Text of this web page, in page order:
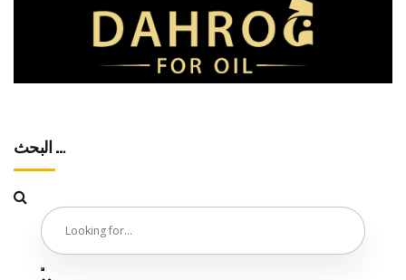
البحث …